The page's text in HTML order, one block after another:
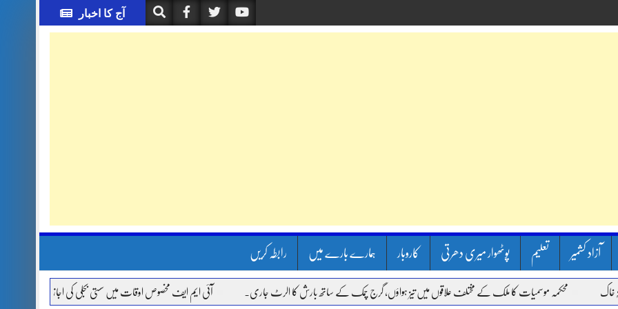
آج کا اخبار
آزاد کشمیر تعلیم پوٹھوار میری دھرتی کاروبار ہمارے بارے میں رابطہ کریں
محکمہ موسمیات کا ملک کے مختلف علاقوں میں تیز ہواؤں، گرج چمک کے ساتھ بارش کا الرٹ جاری. آئی ایم ایف مخصوص اوقات میں سستی بجلی کی اجازت نہیں دے رہا،